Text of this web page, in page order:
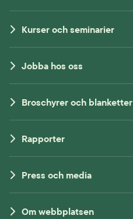
Kurser och seminarier
Jobba hos oss
Broschyrer och blanketter
Rapporter
Press och media
Om webbplatsen